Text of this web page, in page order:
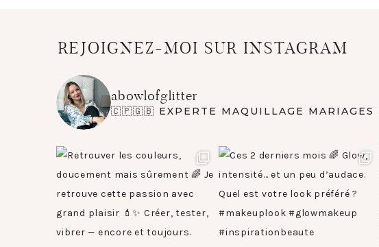
REJOIGNEZ-MOI SUR INSTAGRAM
abowlofglitter
🇨🇵🇬🇧 EXPERTE MAQUILLAGE MARIAGES